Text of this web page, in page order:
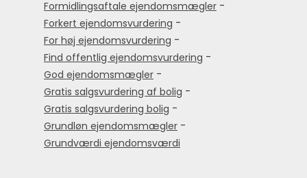
Formidlingsaftale ejendomsmægler -
Forkert ejendomsvurdering -
For høj ejendomsvurdering -
Find offentlig ejendomsvurdering -
God ejendomsmægler -
Gratis salgsvurdering af bolig -
Gratis salgsvurdering bolig -
Grundløn ejendomsmægler -
Grundværdi ejendomsværdi